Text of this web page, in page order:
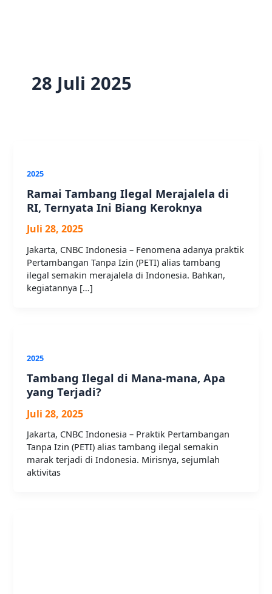
28 Juli 2025
2025
Ramai Tambang Ilegal Merajalela di
RI, Ternyata Ini Biang Keroknya
Juli 28, 2025
Jakarta, CNBC Indonesia – Fenomena adanya praktik
Pertambangan Tanpa Izin (PETI) alias tambang
ilegal semakin merajalela di Indonesia. Bahkan,
kegiatannya […]
2025
Tambang Ilegal di Mana-mana, Apa
yang Terjadi?
Juli 28, 2025
Jakarta, CNBC Indonesia – Praktik Pertambangan
Tanpa Izin (PETI) alias tambang ilegal semakin
marak terjadi di Indonesia. Mirisnya, sejumlah
aktivitas